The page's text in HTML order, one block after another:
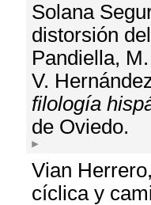
Solana
distorsión
Pandiella,
V.
filología
de Oviedo.
Vian
cíclica y